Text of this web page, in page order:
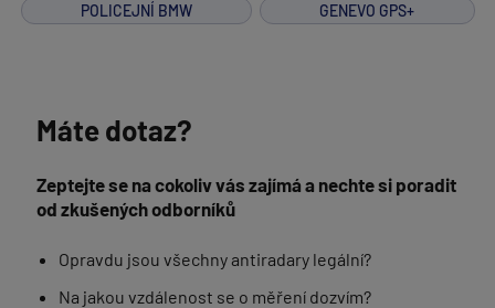
POLICEJNÍ BMW
GENEVO GPS+
Máte dotaz?
Zeptejte se na cokoliv vás zajímá a nechte si poradit
od zkušených odborníků
Opravdu jsou všechny antiradary legální?
Na jakou vzdálenost se o měření dozvím?